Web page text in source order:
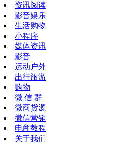
资讯阅读
影音娱乐
生活购物
小程序
媒体资讯
影音
运动户外
出行旅游
购物
微 信 群
微商货源
微信营销
电商教程
关于我们